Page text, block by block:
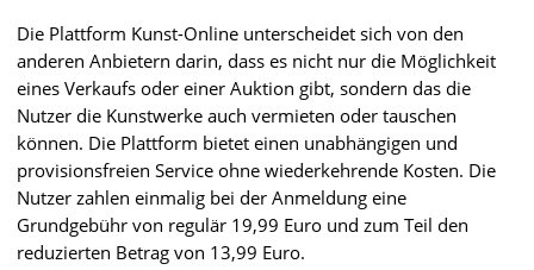
Die Plattform Kunst-Online unterscheidet sich von den
anderen Anbietern darin, dass es nicht nur die Möglichkeit
eines Verkaufs oder einer Auktion gibt, sondern das die
Nutzer die Kunstwerke auch vermieten oder tauschen
können. Die Plattform bietet einen unabhängigen und
provisionsfreien Service ohne wiederkehrende Kosten. Die
Nutzer zahlen einmalig bei der Anmeldung eine
Grundgebühr von regulär 19,99 Euro und zum Teil den
reduzierten Betrag von 13,99 Euro.